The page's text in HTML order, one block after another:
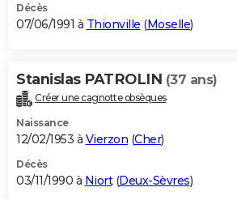
Décès
07/06/1991 à Thionville (Moselle)
Stanislas PATROLIN (37 ans)
Créer une cagnotte obsèques
Naissance
12/02/1953 à Vierzon (Cher)
Décès
03/11/1990 à Niort(Deux-Sèvres)